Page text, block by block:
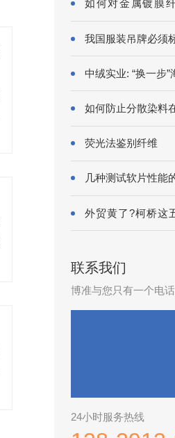
如何对金属镀膜
别?
我国服装吊牌必须
中绒实业: “换一步”
如何防止分散染料
荧光法鉴别纤维
几种测试软片性能
外贸黄了?柯桥这
何底气···
联系我们
博准与您只有一个电
24小时服务热线